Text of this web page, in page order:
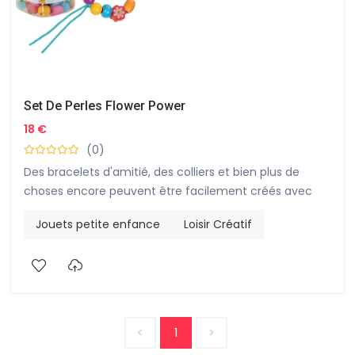
Set De Perles Flower Power
18 €
(0)
Des bracelets d'amitié, des colliers et bien plus de
choses encore peuvent être facilement créés avec
Jouets petite enfance
Loisir Créatif
< 1 >